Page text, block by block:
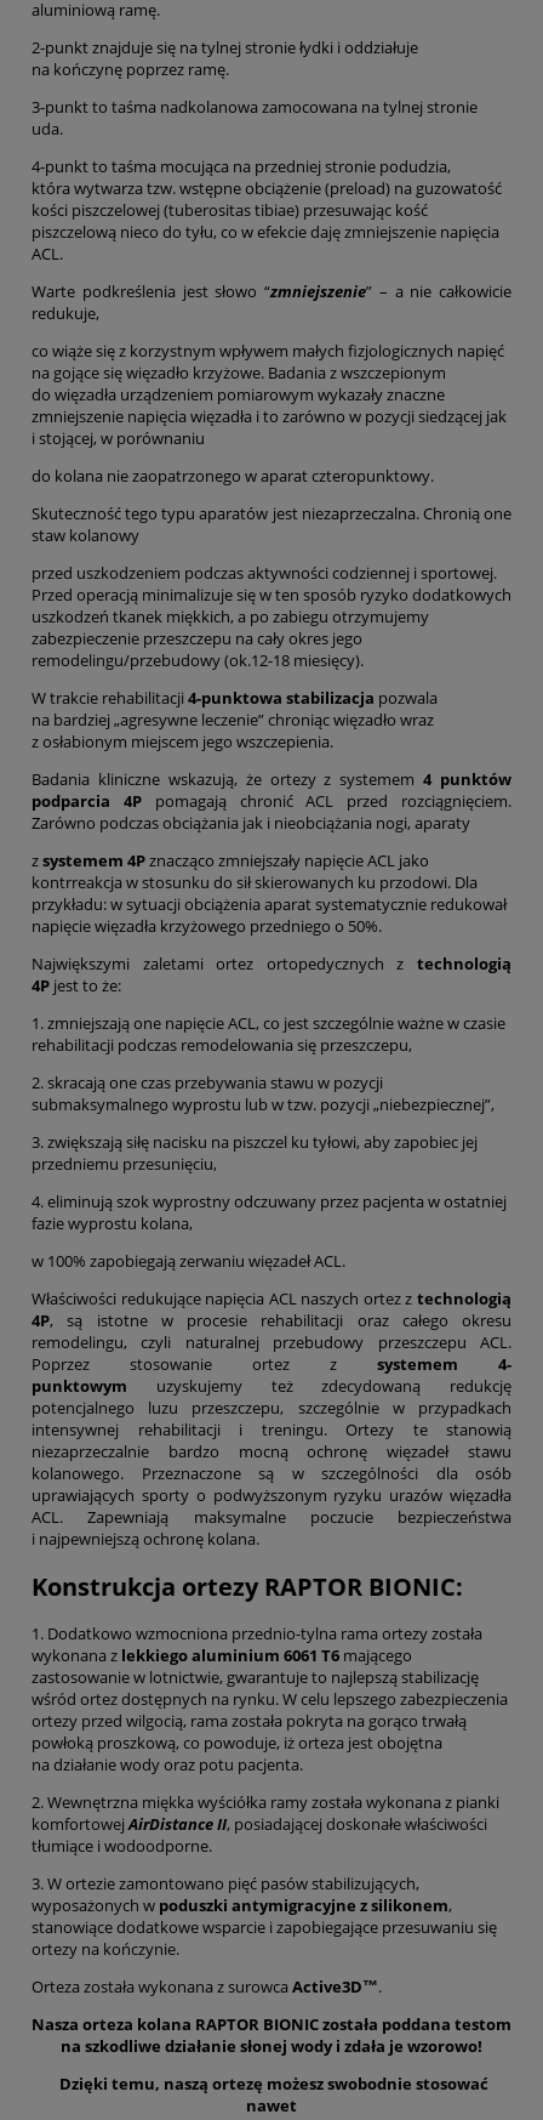
aluminiową ramę.
2-punkt znajduje się na tylnej stronie łydki i oddziałuje
na kończynę poprzez ramę.
3-punkt to taśma nadkolanowa zamocowana na tylnej stronie
uda.
4-punkt to taśma mocująca na przedniej stronie podudzia,
która wytwarza tzw. wstępne obciążenie (preload) na guzowatość
kości piszczelowej (tuberositas tibiae) przesuwając kość
piszczelową nieco do tyłu, co w efekcie daję zmniejszenie napięcia
ACL.
Warte podkreślenia jest słowo “zmniejszenie” – a nie całkowicie
redukuje,
co wiąże się z korzystnym wpływem małych fizjologicznych napięć
na gojące się więzadło krzyżowe. Badania z wszczepionym
do więzadła urządzeniem pomiarowym wykazały znaczne
zmniejszenie napięcia więzadła i to zarówno w pozycji siedzącej jak
i stojącej, w porównaniu
do kolana nie zaopatrzonego w aparat czteropunktowy.
Skuteczność tego typu aparatów jest niezaprzeczalna. Chronią one
staw kolanowy
przed uszkodzeniem podczas aktywności codziennej i sportowej.
Przed operacją minimalizuje się w ten sposób ryzyko dodatkowych
uszkodzeń tkanek miękkich, a po zabiegu otrzymujemy
zabezpieczenie przeszczepu na cały okres jego
remodelingu/przebudowy (ok.12-18 miesięcy).
W trakcie rehabilitacji 4-punktowa stabilizacja pozwala
na bardziej „agresywne leczenie” chroniąc więzadło wraz
z osłabionym miejscem jego wszczepienia.
Badania kliniczne wskazują, że ortezy z systemem4 punktów
podparcia 4Ppomagają chronić ACL przed rozciągnięciem.
Zarówno podczas obciążania jak i nieobciążania nogi, aparaty
zsystemem 4Pznacząco zmniejszały napięcie ACL jako
kontrreakcja w stosunku do sił skierowanych ku przodowi. Dla
przykładu: w sytuacji obciążenia aparat systematycznie redukował
napięcie więzadła krzyżowego przedniego o 50%.
Największymi zaletami ortez ortopedycznych z technologią
4P jest to że:
1. zmniejszają one napięcie ACL, co jest szczególnie ważne w czasie
rehabilitacji podczas remodelowania się przeszczepu,
2. skracają one czas przebywania stawu w pozycji
submaksymalnego wyprostu lub w tzw. pozycji „niebezpiecznej”,
3. zwiększają siłę nacisku na piszczel ku tyłowi, aby zapobiec jej
przedniemu przesunięciu,
4. eliminują szok wyprostny odczuwany przez pacjenta w ostatniej
fazie wyprostu kolana,
w 100% zapobiegają zerwaniu więzadeł ACL.
Właściwości redukujące napięcia ACL naszych ortez z technologią
4P, są istotne w procesie rehabilitacji oraz całego okresu
remodelingu, czyli naturalnej przebudowy przeszczepu ACL.
Poprzez stosowanie ortez z systemem 4-
punktowym uzyskujemy też zdecydowaną redukcję
potencjalnego luzu przeszczepu, szczególnie w przypadkach
intensywnej rehabilitacji i treningu. Ortezy te stanowią
niezaprzeczalnie bardzo mocną ochronę więzadeł stawu
kolanowego. Przeznaczone są w szczególności dla osób
uprawiających sporty o podwyższonym ryzyku urazów więzadła
ACL. Zapewniają maksymalne poczucie bezpieczeństwa
i najpewniejszą ochronę kolana.
Konstrukcja ortezy RAPTOR BIONIC:
1. Dodatkowo wzmocniona przednio-tylna rama ortezy została
wykonana z lekkiego aluminium 6061 T6 mającego
zastosowanie w lotnictwie, gwarantuje to najlepszą stabilizację
wśród ortez dostępnych na rynku. W celu lepszego zabezpieczenia
ortezy przed wilgocią, rama została pokryta na gorąco trwałą
powłoką proszkową, co powoduje, iż orteza jest obojętna
na działanie wody oraz potu pacjenta.
2. Wewnętrzna miękka wyściółka ramy została wykonana z pianki
komfortowejAirDistance II, posiadającej doskonałe właściwości
tłumiące i wodoodporne.
3. W ortezie zamontowano pięć pasów stabilizujących,
wyposażonych w poduszki antymigracyjne z silikonem,
stanowiące dodatkowe wsparcie i zapobiegające przesuwaniu się
ortezy na kończynie.
Orteza została wykonana z surowca Active3D™.
Nasza orteza kolana RAPTOR BIONIC została poddana testom
na szkodliwe działanie słonej wody i zdała je wzorowo!
Dzięki temu, naszą ortezę możesz swobodnie stosować
nawet